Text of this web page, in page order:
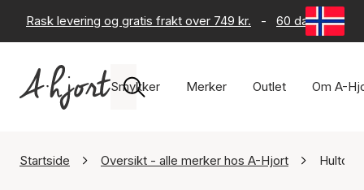
Rask levering og gratis frakt over 749 kr. - 60 dagers
Smykker Merker Outlet Om A-
Startside Oversikt - alle merker hos A-Hjort